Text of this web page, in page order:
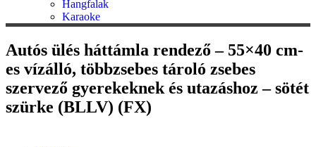
Hangfalak
Karaoke
Autós ülés háttámla rendező – 55×40 cm-
es vízálló, többzsebes tároló zsebes
szervező gyerekeknek és utazáshoz – sötét
szürke (BLLV) (FX)